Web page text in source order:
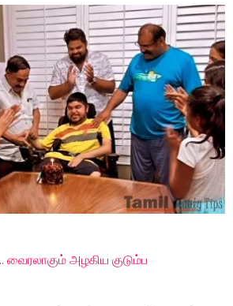
அழகிய குடும்ப